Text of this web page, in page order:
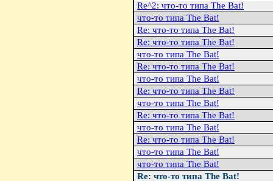
Re^2: что-то типа The Bat!
что-то типа The Bat!
Re: что-то типа The Bat!
Re: что-то типа The Bat!
что-то типа The Bat!
Re: что-то типа The Bat!
что-то типа The Bat!
Re: что-то типа The Bat!
что-то типа The Bat!
Re: что-то типа The Bat!
что-то типа The Bat!
Re: что-то типа The Bat!
что-то типа The Bat!
что-то типа The Bat!
Re: что-то типа The Bat!